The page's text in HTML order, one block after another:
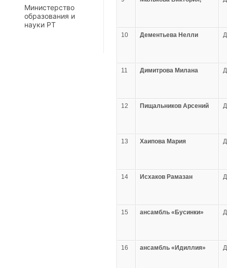
10 Дементьева Нелли
11 Димитрова Милана
12 Пищальников Арсений
13 Хаипова Мария
14 Исхаков Рамазан
15 ансамбль «Бусинки»
16 ансамбль «Идиллия»
Министерство
образования и
науки РТ